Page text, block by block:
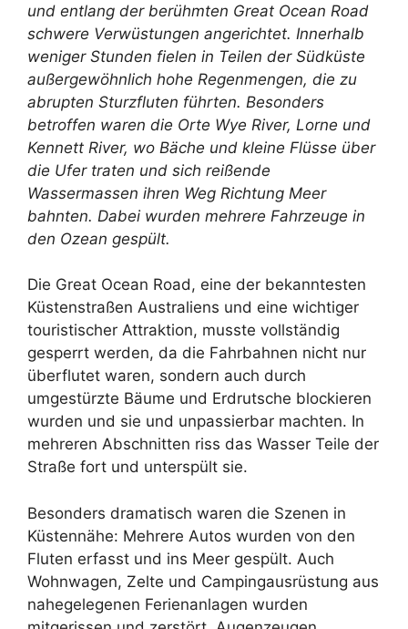
und entlang der berühmten Great Ocean Road
schwere Verwüstungen angerichtet. Innerhalb
weniger Stunden fielen in Teilen der Südküste
außergewöhnlich hohe Regenmengen, die zu
abrupten Sturzfluten führten. Besonders
betroffen waren die Orte Wye River, Lorne und
Kennett River, wo Bäche und kleine Flüsse über
die Ufer traten und sich reißende
Wassermassen ihren Weg Richtung Meer
bahnten. Dabei wurden mehrere Fahrzeuge in
den Ozean gespült.
Die Great Ocean Road, eine der bekanntesten
Küstenstraßen Australiens und eine wichtiger
touristischer Attraktion, musste vollständig
gesperrt werden, da die Fahrbahnen nicht nur
überflutet waren, sondern auch durch
umgestürzte Bäume und Erdrutsche blockieren
wurden und sie und unpassierbar machten. In
mehreren Abschnitten riss das Wasser Teile der
Straße fort und unterspült sie.
Besonders dramatisch waren die Szenen in
Küstennähe: Mehrere Autos wurden von den
Fluten erfasst und ins Meer gespült. Auch
Wohnwagen, Zelte und Campingausrüstung aus
nahegelegenen Ferienanlagen wurden